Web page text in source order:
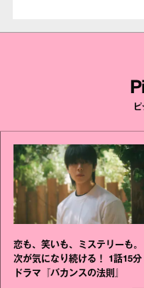
ピ
恋も、笑いも、ミステリーも。
次が気になり続ける！ 1話15分
ドラマ『バカンスの法則』